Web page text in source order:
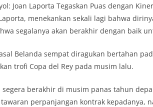
Joan Laporta Tegaskan Puas dengan
menekankan sekali lagi bahwa
segalanya akan berakhir dengan baik
Belanda sempat diragukan bertahan
trofi Copa del Rey pada musim lalu.
segera berakhir di musim panas tahun
perpanjangan kontrak kepadanya,